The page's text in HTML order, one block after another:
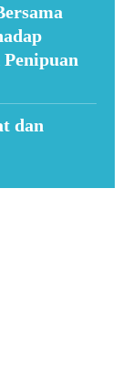
dan